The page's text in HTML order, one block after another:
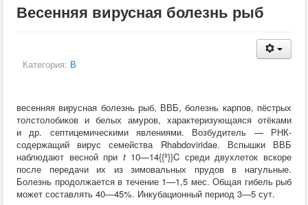
Весенняя вирусная болезнь рыб
Категория: В
весенняя вирусная болезнь рыб, ВВБ, болезнь карпов, пёстрых
толстолобиков и белых амуров, характеризующаяся отёками
и др. септицемическими явлениями. Возбудитель — РНК-
содержащий вирус семейства Rhabdoviridae. Вспышки ВВБ
наблюдают весной при t10—14{{º}}C среди двухлеток вскоре
после передачи их из зимовальных прудов в нагульные.
Болезнь продолжается в течение 1—1,5 мес. Общая гибель рыб
может составлять 40—45%. Инкубационный период 3—5 сут.